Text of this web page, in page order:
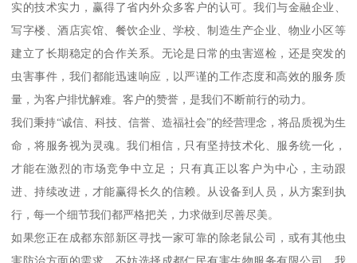
实的技术实力，赢得了省内外众多客户的认可。我们与金融企业、
写字楼、酒店宾馆、餐饮企业、学校、制造生产企业、物业小区等
建立了长期稳定的合作关系。无论是日常的虫害巡检，还是突发的
虫害事件，我们都能迅速响应，以严谨的工作态度和高效的服务质
量，为客户排忧解难。客户的赞誉，是我们不断前行的动力。
我们秉持“诚信、科技、信誉、造福社会”的经营理念，将品质视为生
命，将服务视为灵魂。我们相信，只有坚持技术化、服务统一化，
才能在激烈的市场竞争中立足；只有真正以客户为中心，主动跟
进、持续改进，才能赢得长久的信赖。从设备到人员，从方案到执
行，每一个细节我们都严格把关，力求做到尽善尽美。
如果您正在成都东部新区寻找一家可靠的除老鼠公司，或有其他虫